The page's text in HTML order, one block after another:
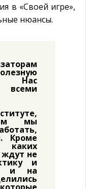
в «Своей игре»,
нюансы.
Нас
всеми
мы
Кроме
ждут не
и
и на